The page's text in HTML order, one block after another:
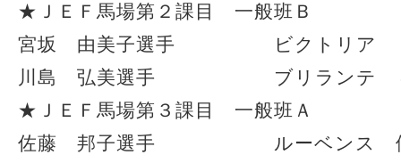
★ＪＥＦ馬場第２課目 一般班Ｂ
宮坂 由美子選手 ビクトリア
川島 弘美選手 ブリランテ
★ＪＥＦ馬場第３課目 一般班Ａ
佐藤 邦子選手 ルーベンス